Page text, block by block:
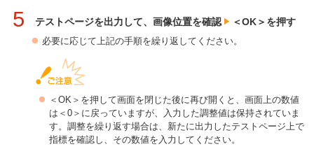
5 テストページを出力して、画像位置を確認 ＜OK＞を押す
必要に応じて上記の手順を繰り返してください。
＜OK＞を押して画面を閉じた後に再び開くと、画面上の数値
は＜0＞に戻っていますが、入力した調整値は保持されていま
す。調整を繰り返す場合は、新たに出力したテストページ上で
指標を確認し、その数値を入力してください。